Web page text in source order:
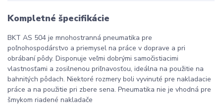
Kompletné špecifikácie
BKT AS 504 je mnohostranná pneumatika pre
poľnohospodárstvo a priemysel na práce v doprave a pri
obrábaní pôdy. Disponuje veľmi dobrými samočistiacimi
vlastnosťami a zosilnenou priľnavosťou, ideálna na použitie na
bahnitých pôdach. Niektoré rozmery boli vyvinuté pre nakladacie
práce a na použitie pri zbere sena. Pneumatika nie je vhodná pre
šmykom riadené nakladače